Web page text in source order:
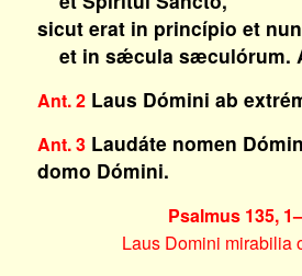
sicut erat in princípio et
et in sǽcula sæculórum.
Ant. 2Laus Dómini ab
Ant. 3Laudáte nomen
domo Dómini.
Psalmus 135,
Laus Domini mirabilia